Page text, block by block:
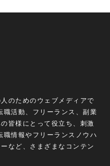
のためのウェブメディアで
活動、フリーランス、副業
皆様にとって役立ち、刺激
情報やフリーランスノウハ
など、さまざまなコンテン